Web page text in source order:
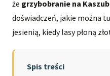
że grzybobranie na
doświadczeń, jakie można
jesienią, kiedy lasy płoną
Spis treści